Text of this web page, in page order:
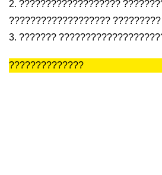
2. ???????????????????
???????????????????
3. ???????
??????????????